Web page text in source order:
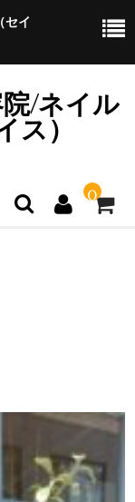
セイ
/ネイル
ス）
0